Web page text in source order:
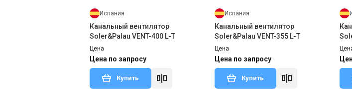
Испания
Канальный вентилятор
Soler&Palau VENT-400 L-T
Цена
Цена по запросу
Купить
Испания
Канальный вентилятор
Soler&Palau VENT-355 L-T
Цена
Цена по запросу
Купить